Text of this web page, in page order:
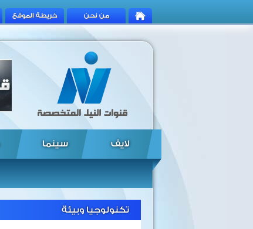
من نحن خريطة الموقع
لايف سينما
تكنولوجيا وبيئة